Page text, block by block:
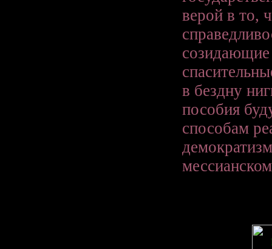
верой в то,
созидающие
в бездну
пособия
способам